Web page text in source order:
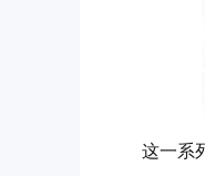
这一系列